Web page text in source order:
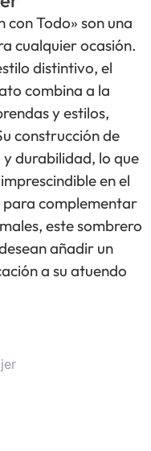
con Todo» son una
cualquier ocasión.
distintivo, el
combina a la
y estilos,
construcción de
durabilidad, lo que
en el
complementar
este sombrero
añadir un
a su atuendo